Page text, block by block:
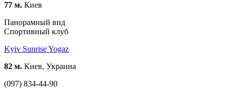
77 м. Киев
Панорамный вид
Спортивный клуб
Kyiv Sunrise Yogaz
82 м. Киев, Украина
(097) 834-44-90